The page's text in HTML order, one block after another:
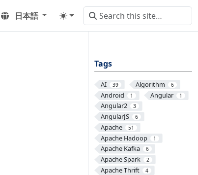
日本語
Tags
AI 39 Algorithm 6
Android 1 Angular 1
Angular2 3
AngularJS 6
Apache 51
Apache Hadoop 1
Apache Kafka 6
Apache Spark 2
Apache Thrift 4